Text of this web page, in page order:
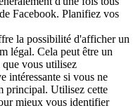
Facebook. Planifiez vos
la possibilité d'afficher un
légal. Cela peut être un
vous utilisez
intéressante si vous ne
principal. Utilisez cette
mieux vous identifier